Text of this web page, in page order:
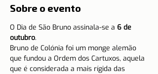
Sobre o evento
O Dia de São Bruno assinala-se a 6 de
outubro.
Bruno de Colónia foi um monge alemão
que fundou a Ordem dos Cartuxos, aquela
que é considerada a mais rígida das